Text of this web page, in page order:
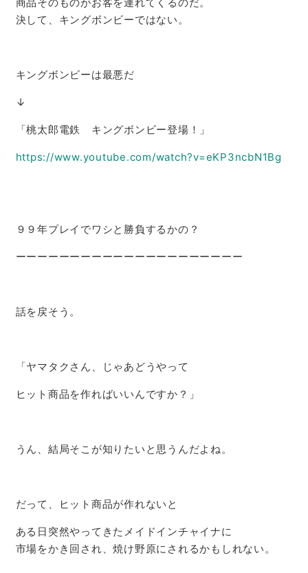
決して、キングボンビーではない。
キングボンビーは最悪だ
↓
「桃太郎電鉄 キングボンビー登場！」
https://www.youtube.com/watch?v=eKP3ncbN1Bg
９９年プレイでワシと勝負するかの？
ーーーーーーーーーーーーーーーーーーーーー
話を戻そう。
「ヤマタクさん、じゃあどうやって
ヒット商品を作ればいいんですか？」
うん、結局そこが知りたいと思うんだよね。
だって、ヒット商品が作れないと
ある日突然やってきたメイドインチャイナに
市場をかき回され、焼け野原にされるかもしれない。